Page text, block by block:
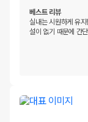
베스트 리뷰
실내는 시원하게 유
설이 없기 때문에 간